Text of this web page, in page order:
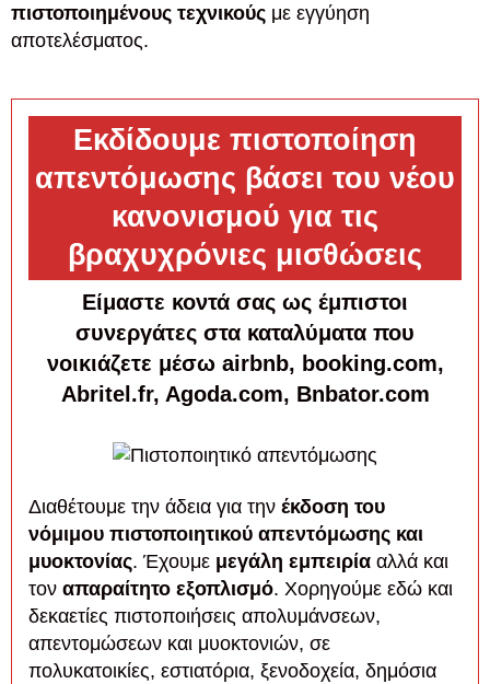
πιστοποιημένους τεχνικούς με εγγύηση
αποτελέσματος.
Εκδίδουμε πιστοποίηση
απεντόμωσης βάσει του νέου
κανονισμού για τις
βραχυχρόνιες μισθώσεις
Είμαστε κοντά σας ως έμπιστοι
συνεργάτες στα καταλύματα που
νοικιάζετε μέσω airbnb, booking.com,
Abritel.fr, Agoda.com, Bnbator.com
Διαθέτουμε την άδεια για την έκδοση του
νόμιμου πιστοποιητικού απεντόμωσης και
μυοκτονίας. Έχουμε μεγάλη εμπειρία αλλά και
τον απαραίτητο εξοπλισμό. Χορηγούμε εδώ και
δεκαετίες πιστοποιήσεις απολυμάνσεων,
απεντομώσεων και μυοκτονιών, σε
πολυκατοικίες, εστιατόρια, ξενοδοχεία, δημόσια